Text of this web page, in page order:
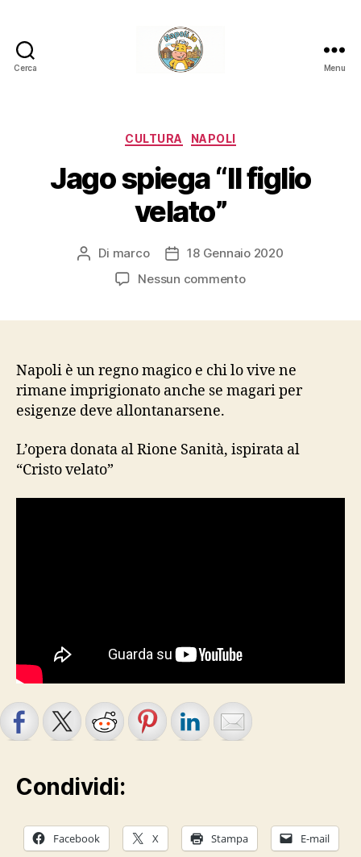
Cerca Menu
Categorie
CULTURA NAPOLI
Jago spiega “Il figlio
velato”
Autore
articolo
Di marco
Data
dell'articolo
18 Gennaio 2020
Nessun commentosu
velato”
Napoli è un regno magico e chi lo vive ne
rimane imprigionato anche se magari per
esigenze deve allontanarsene.
L’opera donata al Rione Sanità, ispirata al
“Cristo velato”
Condividi:
Facebook X Stampa E-mail